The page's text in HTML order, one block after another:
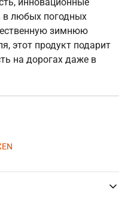
в любых погодных
зимнюю
этот продукт подарит
на дорогах даже в